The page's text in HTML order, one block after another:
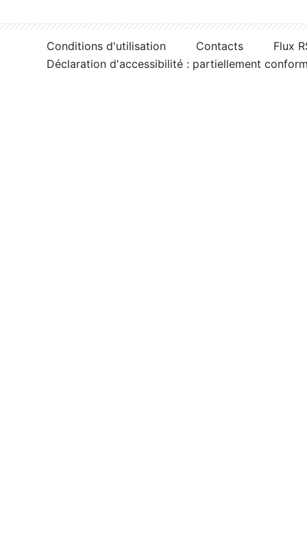
Conditions d'utilisation Contacts
Flux
Déclaration d'accessibilité : partiellement